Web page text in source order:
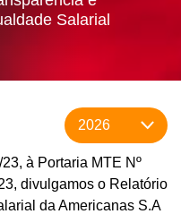
Salarial
à Portaria MTE Nº
divulgamos o Relatório
da Americanas S.A